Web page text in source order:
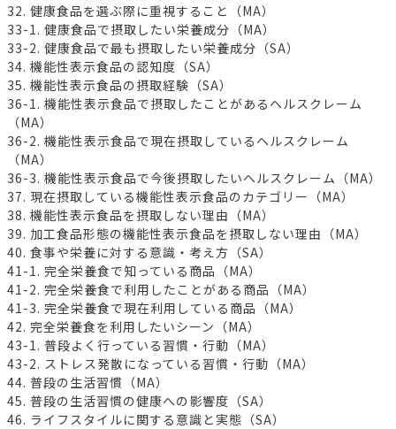
32. 健康食品を選ぶ際に重視すること（MA）
33-1. 健康食品で摂取したい栄養成分（MA）
33-2. 健康食品で最も摂取したい栄養成分（SA）
34. 機能性表示食品の認知度（SA）
35. 機能性表示食品の摂取経験（SA）
36-1. 機能性表示食品で摂取したことがあるヘルスクレーム
（MA）
36-2. 機能性表示食品で現在摂取しているヘルスクレーム
（MA）
36-3. 機能性表示食品で今後摂取したいヘルスクレーム（MA）
37. 現在摂取している機能性表示食品のカテゴリー（MA）
38. 機能性表示食品を摂取しない理由（MA）
39. 加工食品形態の機能性表示食品を摂取しない理由（MA）
40. 食事や栄養に対する意識・考え方（SA）
41-1. 完全栄養食で知っている商品（MA）
41-2. 完全栄養食で利用したことがある商品（MA）
41-3. 完全栄養食で現在利用している商品（MA）
42. 完全栄養食を利用したいシーン（MA）
43-1. 普段よく行っている習慣・行動（MA）
43-2. ストレス発散になっている習慣・行動（MA）
44. 普段の生活習慣（MA）
45. 普段の生活習慣の健康への影響度（SA）
46. ライフスタイルに関する意識と実態（SA）